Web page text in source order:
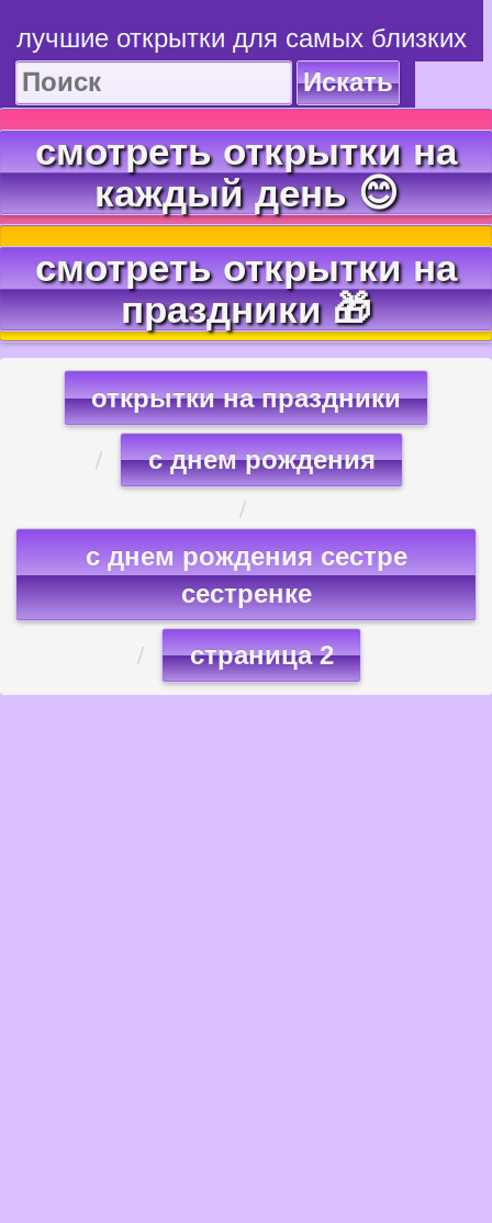
лучшие открытки для самых близких
Искать
смотреть открытки на
каждый день 😊
смотреть открытки на
праздники 🎁
открытки на праздники
с днем рождения
с днем рождения сестре
сестренке
страница 2